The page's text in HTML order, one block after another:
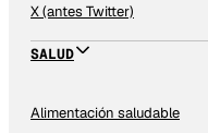
X (antes Twitter)
SALUD
Alimentación saludable